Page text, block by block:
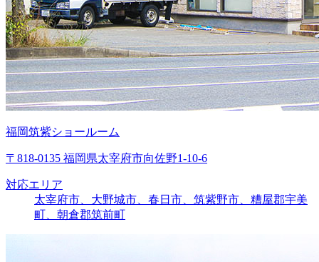
福岡筑紫ショールーム
〒818-0135 福岡県太宰府市向佐野1-10-6
対応エリア
太宰府市、大野城市、春日市、筑紫野市、糟屋郡宇美
町、朝倉郡筑前町